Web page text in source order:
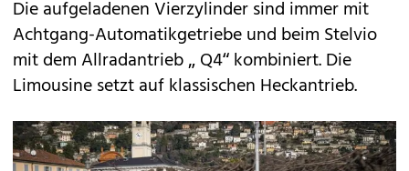
Die aufgeladenen Vierzylinder sind immer mit
Achtgang-Automatikgetriebe und beim Stelvio
mit dem Allradantrieb „ Q4“ kombiniert. Die
Limousine setzt auf klassischen Heckantrieb.